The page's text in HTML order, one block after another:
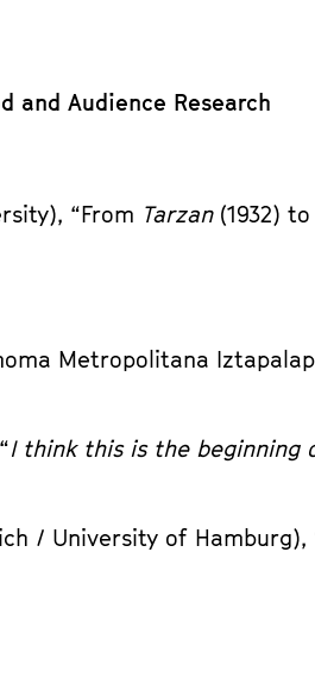
and Audience Research
“From Tarzan(1932) to
Metropolitana
I think this is the beginning
/ University of